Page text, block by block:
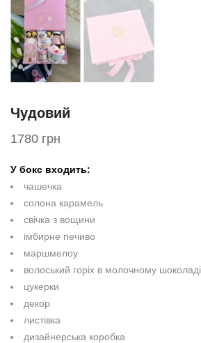
Чудовий
1780 грн
У бокс входить:
чашечка
солона карамель
свічка з вощини
імбирне печиво
маршмелоу
волоський горіх в молочному шоколаді
цукерки
декор
листівка
дизайнерська коробка